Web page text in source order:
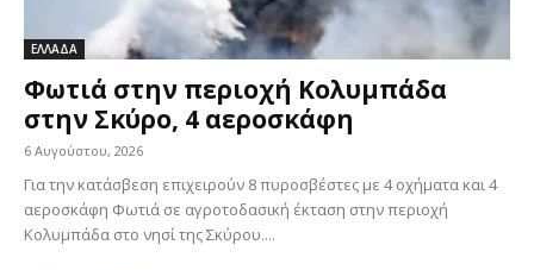
ΕΛΛΑΔΑ
Φωτιά στην περιοχή Κολυμπάδα
στην Σκύρο, 4 αεροσκάφη
6 Αυγούστου, 2026
Για την κατάσβεση επιχειρούν 8 πυροσβέστες με 4 οχήματα και 4
αεροσκάφη Φωτιά σε αγροτοδασική έκταση στην περιοχή
Κολυμπάδα στο νησί της Σκύρου....